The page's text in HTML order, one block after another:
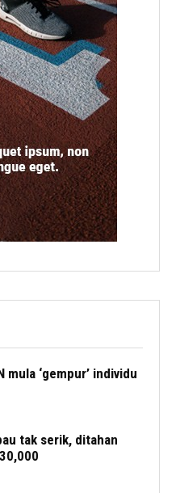
mula ‘gempur’ individu
tak serik, ditahan